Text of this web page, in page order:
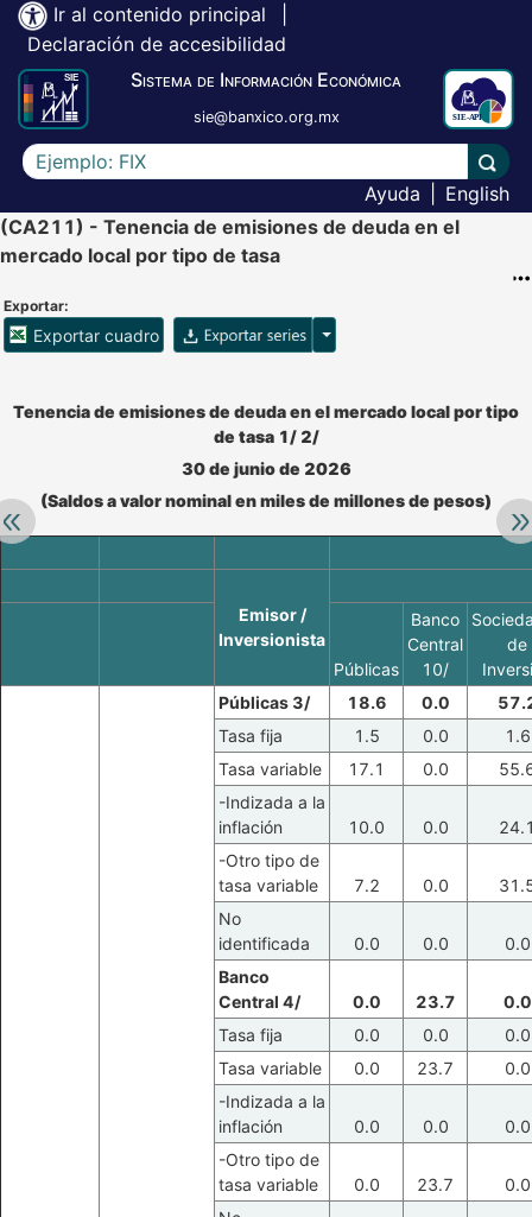
Ir al contenido principal
Declaración de accesibilidad
Sistema de Información Económica
sie@banxico.org.mx
Escriba el texto a buscar
Ayuda
English
(CA211) - Tenencia de emisiones de deuda en el
mercado local por tipo de tasa
Exportar:
Exportar cuadro Opciones para exportar
Retroceder:
Accesibilidad de Cuadros Analíticos, al exportar el cuadro
Tenencia de emisiones de deuda en el mercado local por tipo
de tasa 1/ 2/
30 de junio de 2026
(Saldos a valor nominal en miles de millones de pesos)
Emisor /
Inversionista
Públicas
Banco
Central
10/
de
Públicas 3/ 18.6 0.0
Tasa fija
1.5 0.0
1.6
Tasa variable
17.1 0.0
-Indizada a la
inflación
10.0 0.0
-Otro tipo de
tasa variable
7.2 0.0
No
identificada
0.0 0.0
0.0
Banco
Central 4/
0.0 23.7
0.0
Tasa fija
0.0 0.0
0.0
Tasa variable
0.0 23.7
0.0
-Indizada a la
inflación
0.0 0.0
0.0
-Otro tipo de
tasa variable
0.0 23.7
0.0